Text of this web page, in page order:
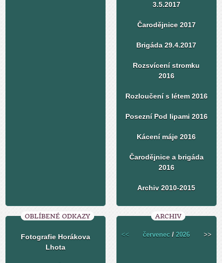
3.5.2017
Čarodějnice 2017
Brigáda 29.4.2017
Rozsvícení stromku
2016
Rozloučení s létem 2016
Posezní Pod lipami 2016
Kácení máje 2016
Čarodějnice a brigáda
2016
Archiv 2010-2015
OBLÍBENÉ ODKAZY
Fotografie Horákova
Lhota
ARCHIV
<< červenec /2026 >>